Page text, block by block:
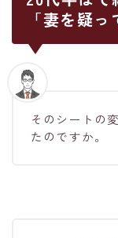
「妻を疑
そのシートの
たのですか。